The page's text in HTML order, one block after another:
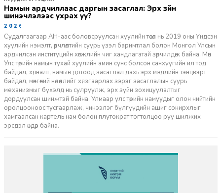
Намын ардчиллаас даргын засаглал: Эрх зүйн
шинэчлэлээс ухрах уу?
2026-07-08
Судалгаагаар АН-аас боловсруулсан хуулийн төсөл нь 2019 оны Үндсэн
хуулийн нэмэлт, өөрчлөлтийн суурь үзэл баримтлал болон Монгол Улсын
ардчилсан институцийн хөгжлийн чиг хандлагатай зөрчилдөж байна. Мөн
Улс төрийн намын тухай хуулийн амин сүнс болсон санхүүгийн ил тод
байдал, хяналт, намын дотоод засаглал дахь эрх мэдлийн тэнцвэрт
байдал, мөнгөний нөлөөллийг хязгаарлах зэрэг засаглалын суурь
механизмыг бүхэлд нь сулруулж, эрх зүйн зохицуулалтыг
дордуулсан шинжтэй байна. Улмаар улс төрийн намуудыг олон нийтийн
оролцооноос тусгаарлаж, чинээлэг бүлгүүдийн ашиг сонирхлыг
хамгаалсан картель нам болон плутократ тогтолцоо руу шилжих
эрсдэл өндөр байна.